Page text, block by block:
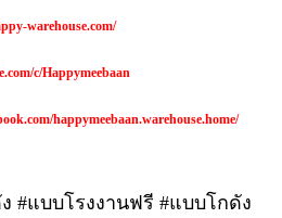
warehouse.com/
c/Happymeebaan
happymeebaan.warehouse.home/
#แบบโรงงานฟรี #แบบโกดัง